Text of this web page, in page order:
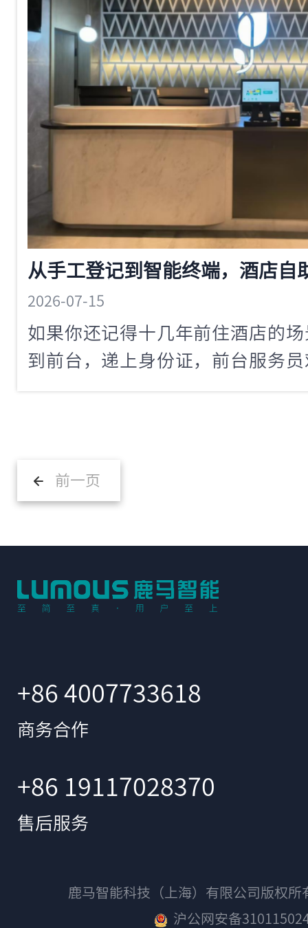
事情。
2026-07-15
如果你还记得十几年前住酒店的
到前台，递上身份证，前台服务
样快——刷证、刷脸、取卡，10秒
前一页
+86 4007733618
商务合作
+86 19117028370
售后服务
鹿马智能科技（上海）有限公司版权
沪公网安备